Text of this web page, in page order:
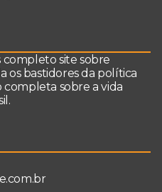
completo site sobre
os bastidores da política
completa sobre a vida